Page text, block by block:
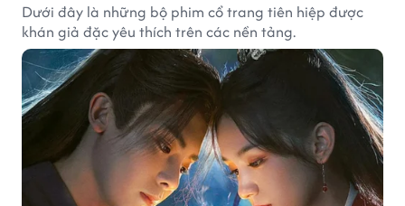
Dưới đây là những bộ phim cổ trang tiên hiệp được
khán giả đặc yêu thích trên các nền tảng.